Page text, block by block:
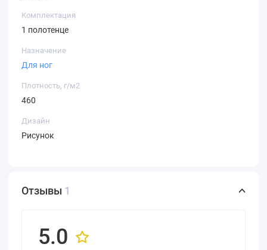
Комплектация
1 полотенце
Назначение
Для ног
Плотность, г/м2
460
Дизайн
Рисунок
Отзывы 1
5.0